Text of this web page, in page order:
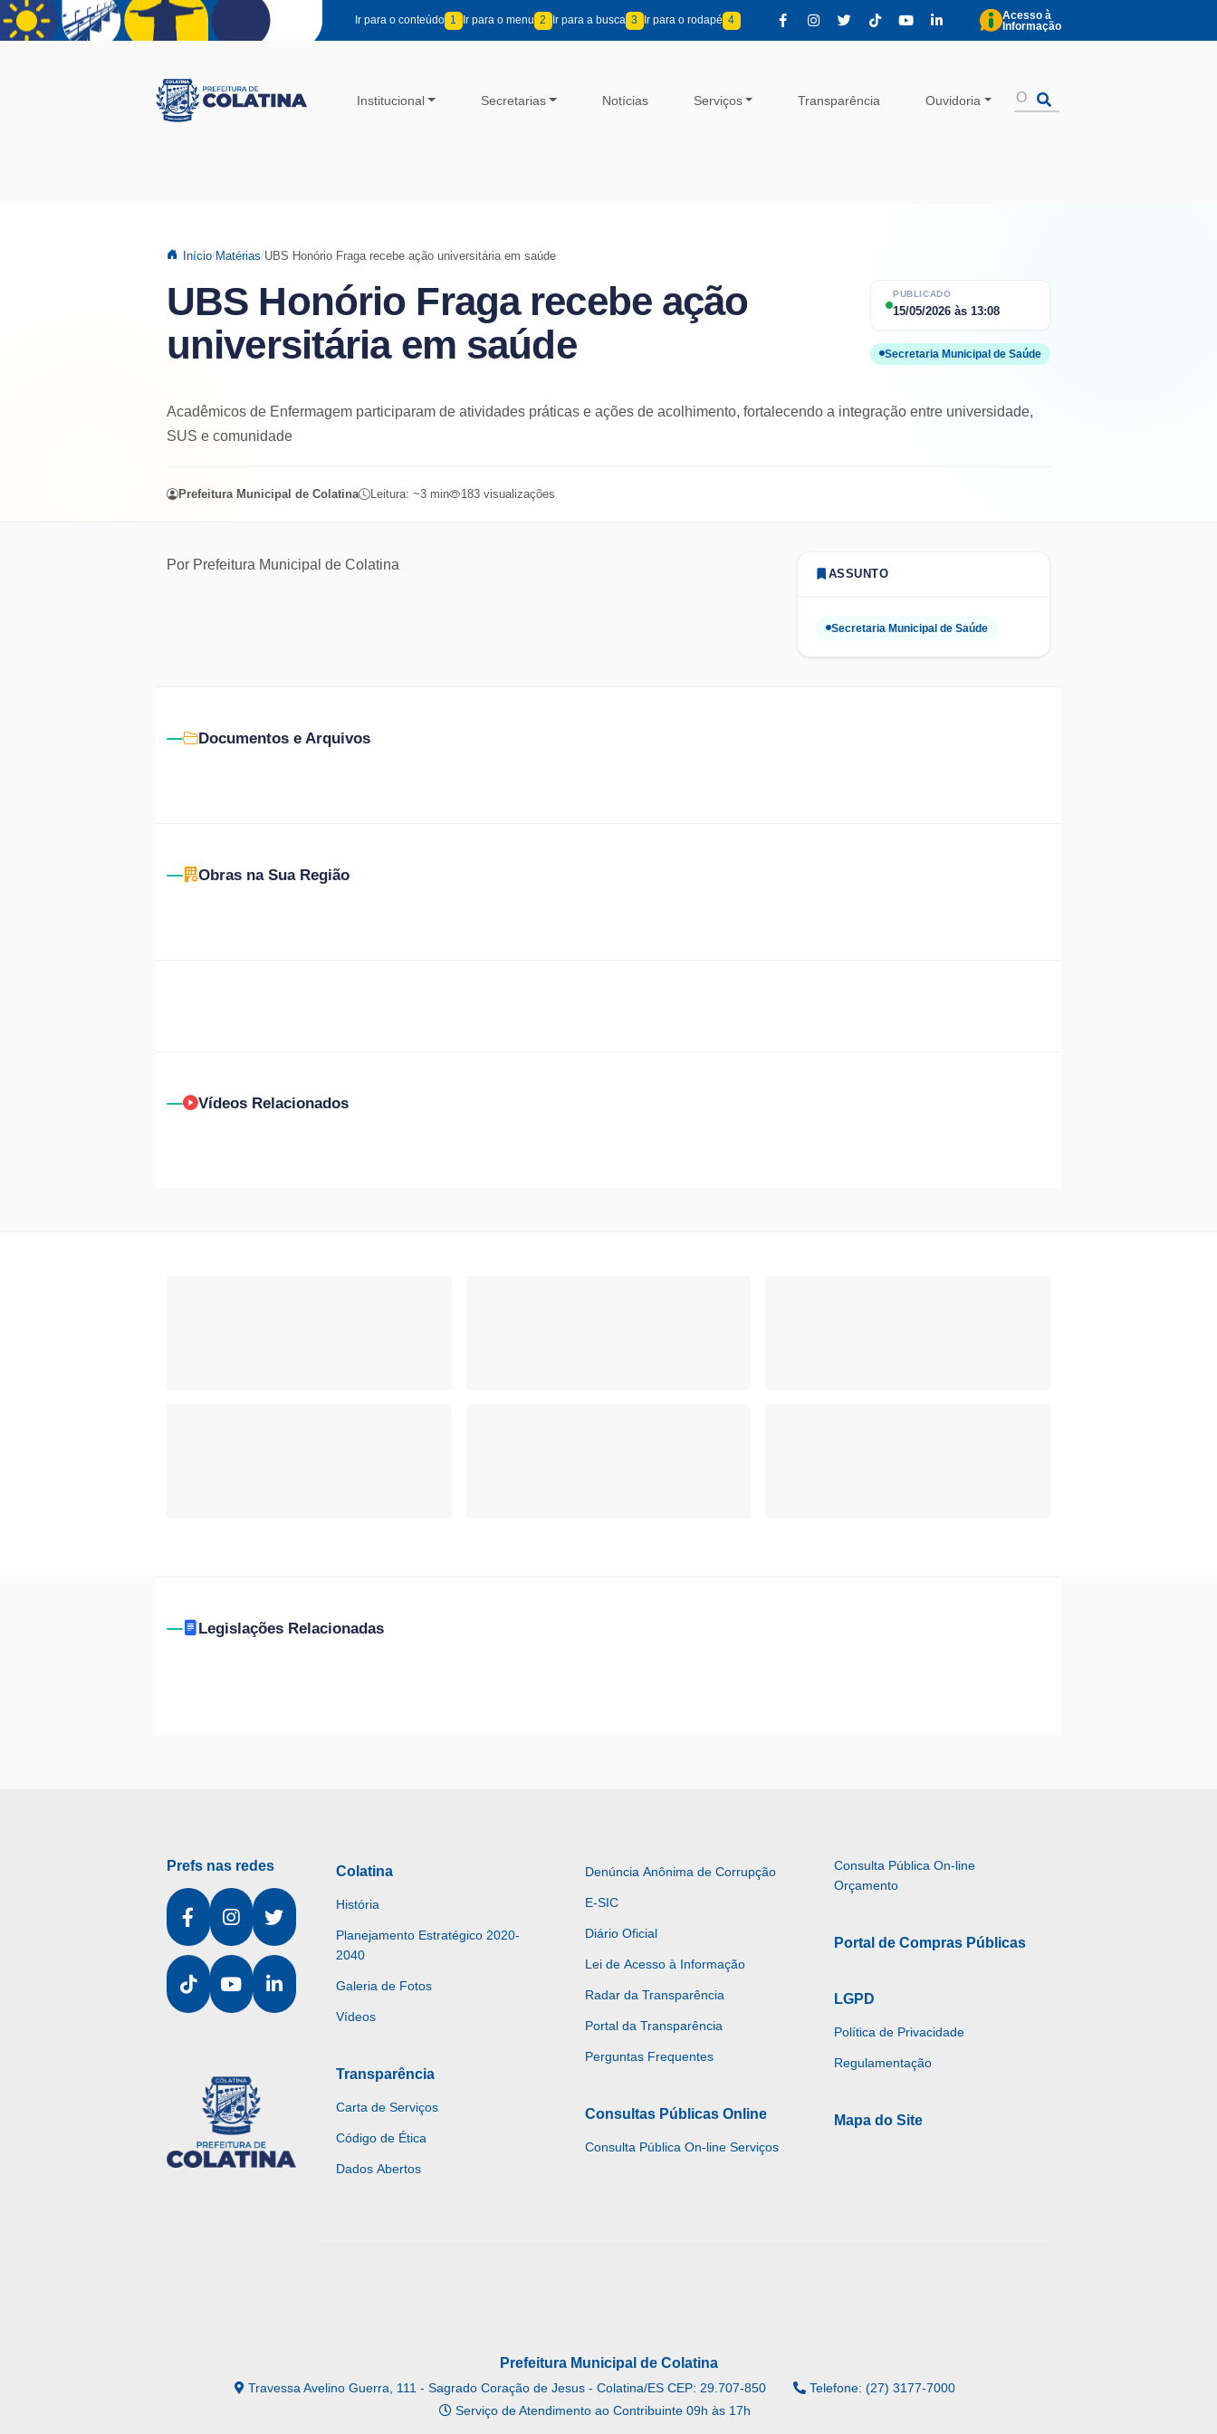
Pular para o conteúdo principal
Ir para o conteúdo 1 Ir para o menu 2 Ir para a busca 3 Ir para o rodapé 4
Acesso à
Informação
Institucional Secretarias Notícias Serviços Transparência Ouvidoria
Início Matérias UBS Honório Fraga recebe ação universitária em saúde
UBS Honório Fraga recebe ação
universitária em saúde
PUBLICADO
15/05/2026 às 13:08
Secretaria Municipal de Saúde
Acadêmicos de Enfermagem participaram de atividades práticas e ações de acolhimento, fortalecendo a integração entre universidade,
SUS e comunidade
Prefeitura Municipal de Colatina Leitura: ~3 min 183 visualizações
Por Prefeitura Municipal de Colatina
ASSUNTO
Secretaria Municipal de Saúde
Documentos e Arquivos
Obras na Sua Região
Vídeos Relacionados
Legislações Relacionadas
Prefs nas redes Colatina
História
Planejamento Estratégico 2020-
2040
Galeria de Fotos
Vídeos
Transparência
Carta de Serviços
Código de Ética
Dados Abertos
Denúncia Anônima de Corrupção
E-SIC
Diário Oficial
Lei de Acesso à Informação
Radar da Transparência
Portal da Transparência
Perguntas Frequentes
Consultas Públicas Online
Consulta Pública On-line Serviços
Consulta Pública On-line
Orçamento
Portal de Compras Públicas
LGPD
Política de Privacidade
Regulamentação
Mapa do Site
Prefeitura Municipal de Colatina
Travessa Avelino Guerra, 111 - Sagrado Coração de Jesus - Colatina/ES CEP: 29.707-850
Telefone: (27) 3177-7000
Serviço de Atendimento ao Contribuinte 09h às 17h